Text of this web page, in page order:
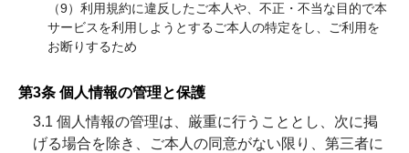
（9）利用規約に違反したご本人や、不正・不当な目的で本
サービスを利用しようとするご本人の特定をし、ご利用を
お断りするため
第3条 個人情報の管理と保護
3.1 個人情報の管理は、厳重に行うこととし、次に掲
げる場合を除き、ご本人の同意がない限り、第三者に